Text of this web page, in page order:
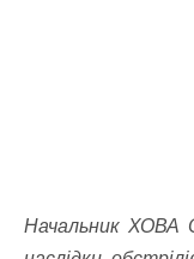
Начальник ХОВА